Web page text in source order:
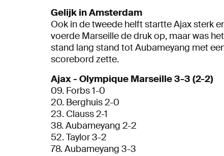
Gelijk in Amsterdam
Ook in de tweede helft startte Ajax sterk
voerde Marseille de druk op, maar was
stand lang stand tot Aubameyang met
scorebord zette.
Ajax - Olympique Marseille 3-3 (2-2)
09. Forbs 1-0
20. Berghuis 2-0
23. Clauss 2-1
38. Aubameyang 2-2
52. Taylor 3-2
78. Aubameyang 3-3